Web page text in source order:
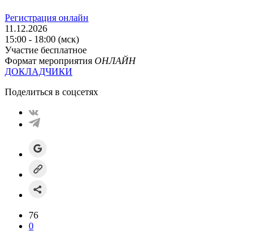
Регистрация онлайн
11.12.2026
15:00 - 18:00 (мск)
Участие бесплатное
Формат мероприятия ОНЛАЙН
ДОКЛАДЧИКИ
Поделиться в соцсетях
76
0